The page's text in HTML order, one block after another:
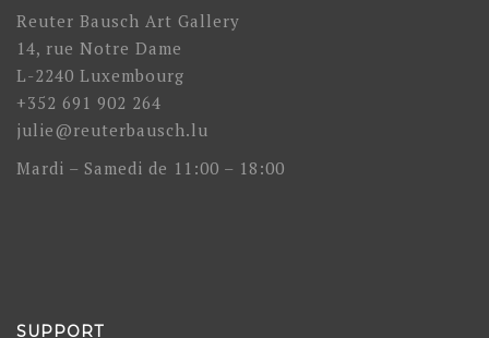
Reuter Bausch Art Gallery
14, rue Notre Dame
L-2240 Luxembourg
+352 691 902 264
julie@reuterbausch.lu
Mardi – Samedi de 11:00 – 18:00
SUPPORT